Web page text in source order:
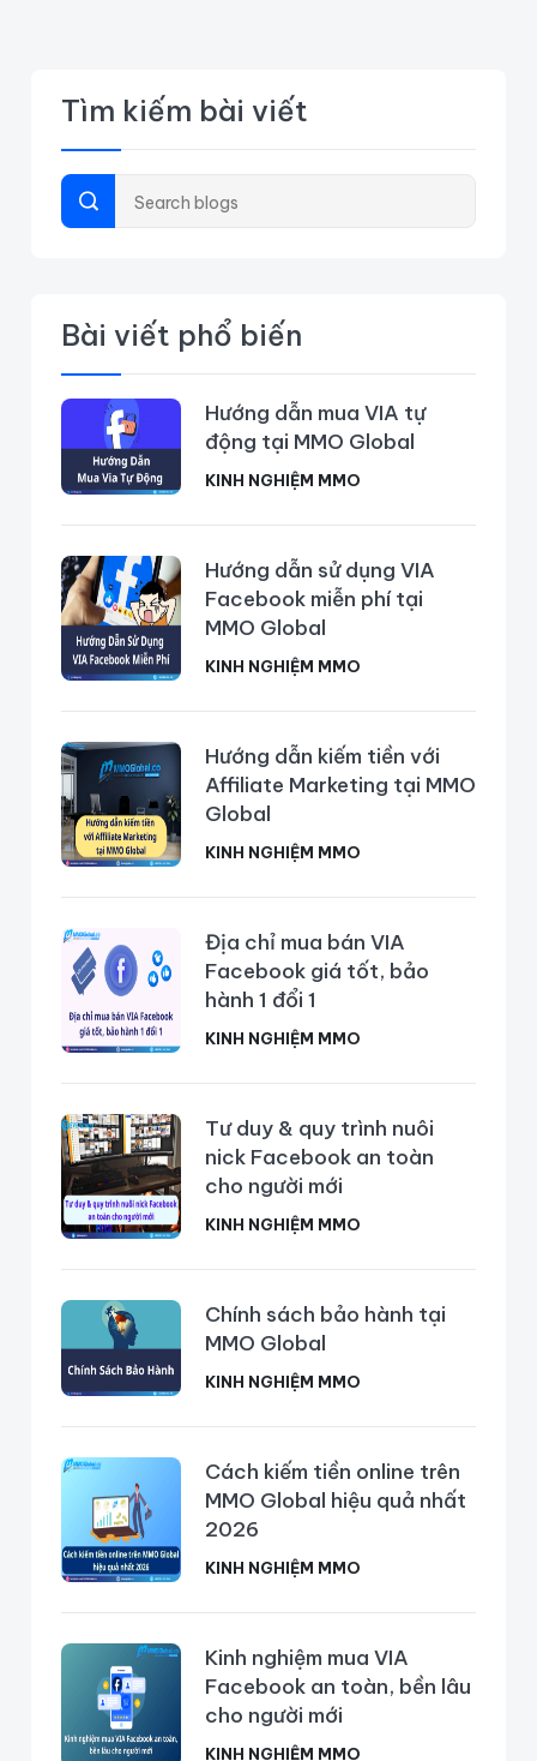
Tìm kiếm bài viết
Bài viết phổ biến
Hướng dẫn mua VIA tự
động tại MMO Global
KINH NGHIỆM MMO
Hướng dẫn sử dụng VIA
Facebook miễn phí tại
MMO Global
KINH NGHIỆM MMO
Hướng dẫn kiếm tiền với
Affiliate Marketing tại MMO
Global
KINH NGHIỆM MMO
Địa chỉ mua bán VIA
Facebook giá tốt, bảo
hành 1 đổi 1
KINH NGHIỆM MMO
Tư duy & quy trình nuôi
nick Facebook an toàn
cho người mới
KINH NGHIỆM MMO
Chính sách bảo hành tại
MMO Global
KINH NGHIỆM MMO
Cách kiếm tiền online trên
MMO Global hiệu quả nhất
2026
KINH NGHIỆM MMO
Kinh nghiệm mua VIA
Facebook an toàn, bền lâu
cho người mới
KINH NGHIỆM MMO